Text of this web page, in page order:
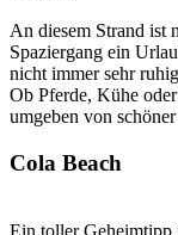
An diesem Strand ist
Spaziergang ein
nicht immer sehr
Ob Pferde, Kühe
umgeben von
Cola Beach
Ein toller Geheimtipp